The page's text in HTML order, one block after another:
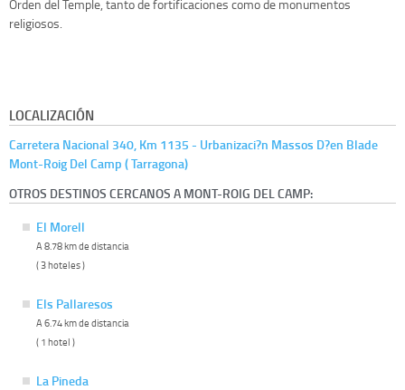
Orden del Temple, tanto de fortificaciones como de monumentos
religiosos.
LOCALIZACIÓN
Carretera Nacional 340, Km 1135 - Urbanizaci?n Massos D?en Blade
Mont-Roig Del Camp ( Tarragona)
OTROS DESTINOS CERCANOS A MONT-ROIG DEL CAMP:
El Morell
A 8.78 km de distancia
( 3 hoteles )
Els Pallaresos
A 6.74 km de distancia
( 1 hotel )
La Pineda